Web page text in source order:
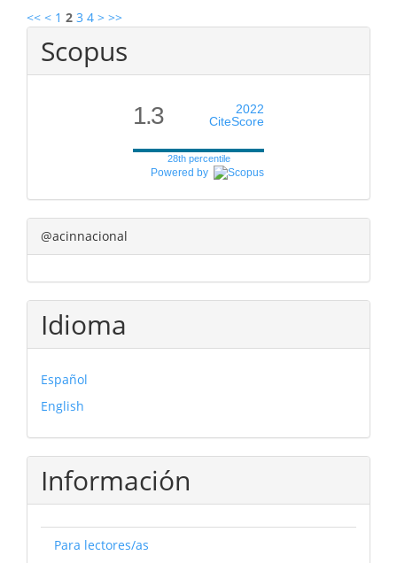
<< < 1 2 3 4 > >>
Scopus
1.3
2022
CiteScore
28th percentile
Powered by
@acinnacional
Idioma
Español
English
Información
Para lectores/as